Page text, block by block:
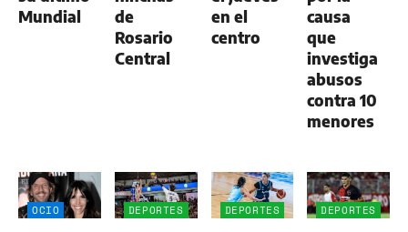
Mundial
de
Rosario
Central
en el
centro
causa
que
investiga
abusos
contra 10
menores
OCIO DEPORTES DEPORTES DEPORTES